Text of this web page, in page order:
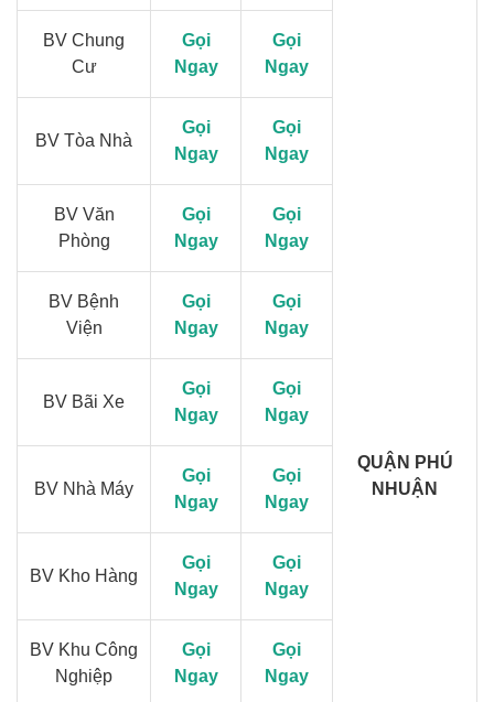
QUẬN PHÚ
NHUẬN
BV Chung
Cư
Gọi
Ngay
Gọi
Ngay
BV Tòa Nhà
Gọi
Ngay
Gọi
Ngay
BV Văn
Phòng
Gọi
Ngay
Gọi
Ngay
BV Bệnh
Viện
Gọi
Ngay
Gọi
Ngay
BV Bãi Xe
Gọi
Ngay
Gọi
Ngay
BV Nhà Máy
Gọi
Ngay
Gọi
Ngay
BV Kho Hàng
Gọi
Ngay
Gọi
Ngay
BV Khu Công
Nghiệp
Gọi
Ngay
Gọi
Ngay